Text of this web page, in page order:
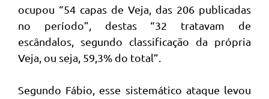
ocupou “54 capas de Veja, das 206 publicadas
no período”, destas “32 tratavam de
escândalos, segundo classificação da própria
Veja, ou seja, 59,3% do total”.
Segundo Fábio, esse sistemático ataque levou